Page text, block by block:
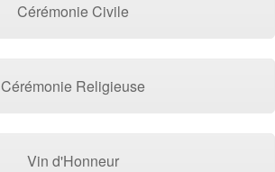
Cérémonie Civile
Cérémonie Religieuse
Vin d'Honneur